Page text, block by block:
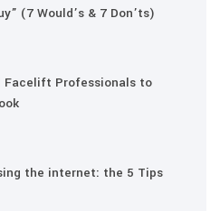
(7 Would’s & 7 Don’ts)
Facelift Professionals to
the internet: the 5 Tips